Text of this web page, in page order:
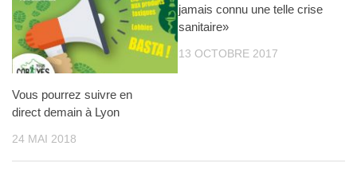
Vous pourrez suivre en
direct demain à Lyon
24 MAI 2018
jamais connu une telle crise
sanitaire»
13 OCTOBRE 2017